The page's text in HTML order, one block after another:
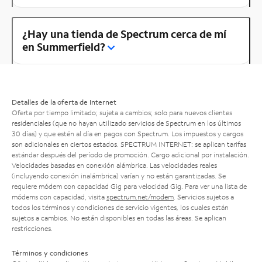
¿Hay una tienda de Spectrum cerca de mí
en Summerfield?
Detalles de la oferta de Internet
Oferta por tiempo limitado; sujeta a cambios; solo para nuevos clientes
residenciales (que no hayan utilizado servicios de Spectrum en los últimos
30 días) y que estén al día en pagos con Spectrum. Los impuestos y cargos
son adicionales en ciertos estados. SPECTRUM INTERNET: se aplican tarifas
estándar después del período de promoción. Cargo adicional por instalación.
Velocidades basadas en conexión alámbrica. Las velocidades reales
(incluyendo conexión inalámbrica) varían y no están garantizadas. Se
requiere módem con capacidad Gig para velocidad Gig. Para ver una lista de
módems con capacidad, visita spectrum.net/modem . Servicios sujetos a
todos los términos y condiciones de servicio vigentes, los cuales están
sujetos a cambios. No están disponibles en todas las áreas. Se aplican
restricciones.
Términos y condiciones